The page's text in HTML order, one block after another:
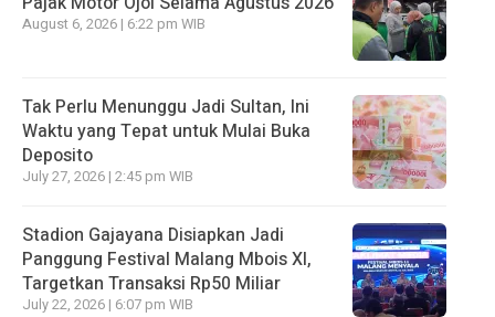
August 6, 2026 | 6:22 pm WIB
Tak Perlu Menunggu Jadi Sultan, Ini
Waktu yang Tepat untuk Mulai Buka
Deposito
July 27, 2026 | 2:45 pm WIB
Stadion Gajayana Disiapkan Jadi
Panggung Festival Malang Mbois XI,
Targetkan Transaksi Rp50 Miliar
July 22, 2026 | 6:07 pm WIB